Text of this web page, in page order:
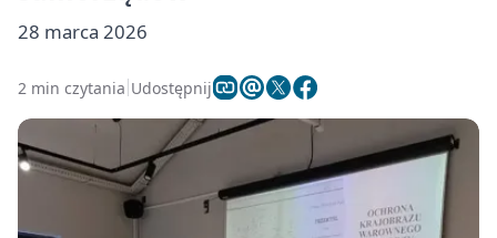
28 marca 2026
2 min czytania Udostępnij